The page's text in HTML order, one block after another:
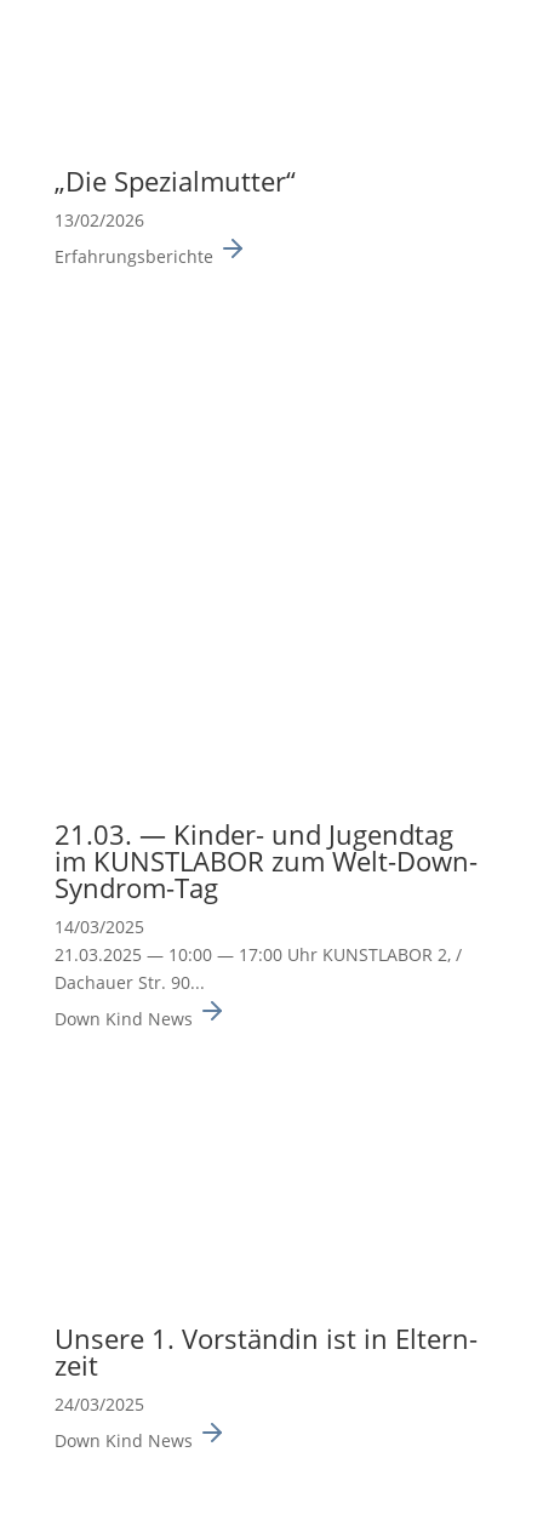
„Die Spezi­al­mutter“
13/02/2026
Erfahrungsberichte
21.03. — Kinder- und Jugendtag
im KUNSTLABOR zum Welt-Down-
Syndrom-Tag
14/03/2025
21.03.2025 — 10:00 — 17:00 Uhr KUNSTLABOR 2, /
Dachauer Str. 90...
Down Kind News
Unsere 1. Vorständin ist in Eltern­
zeit
24/03/2025
Down Kind News